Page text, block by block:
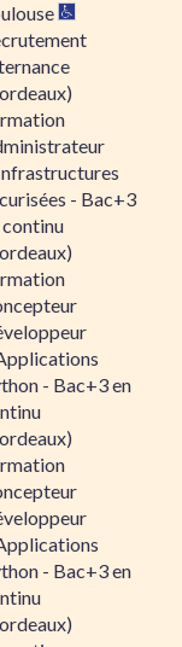
- Bac+3
continu
- Bac+3 en
- Bac+3 en